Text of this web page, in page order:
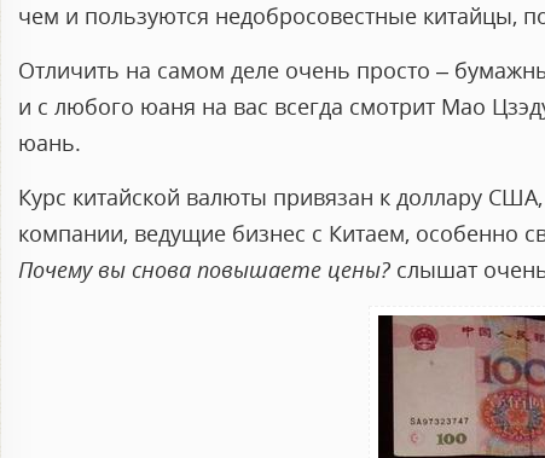
чем и пользуются недобросовестные китайцы,
Отличить на самом деле очень просто –
и с любого юаня на вас всегда смотрит Мао
юань.
Курс китайской валюты привязан к доллару
компании, ведущие бизнес с Китаем, особенно
Почему вы снова повышаете цены?слышат